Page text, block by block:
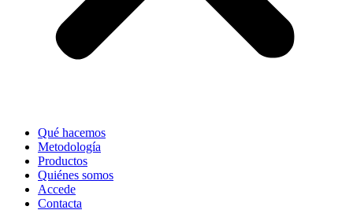
Qué hacemos
Metodología
Productos
Quiénes somos
Accede
Contacta